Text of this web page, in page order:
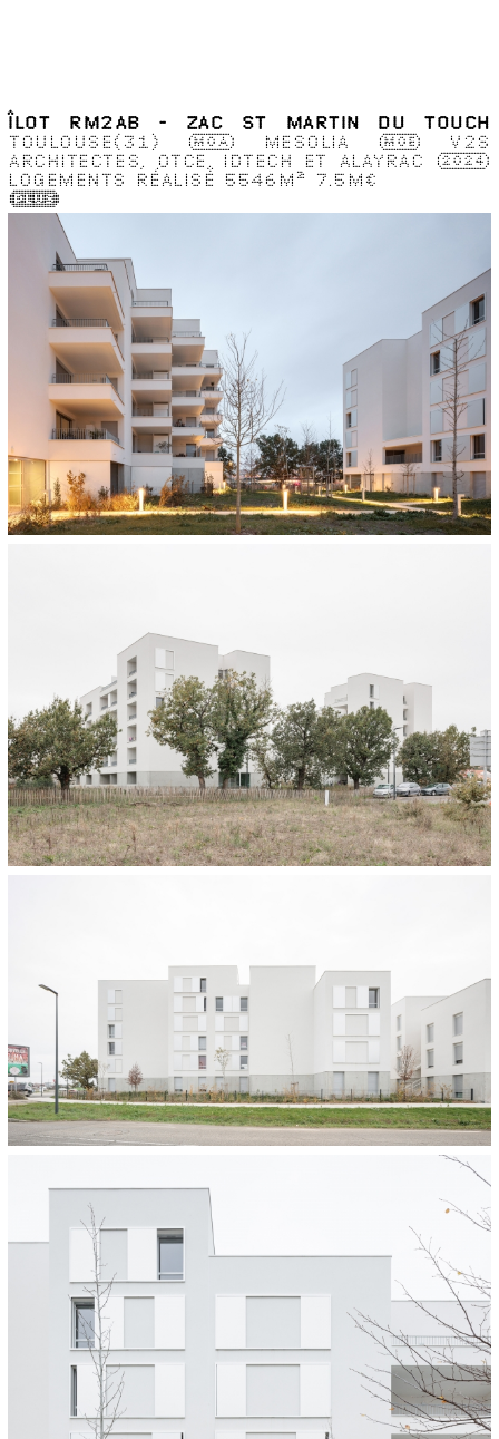
ÎLOT RM2AB - ZAC ST MARTIN DU TOUCH
TOULOUSE(31)
MOA MESOLIA MOE
V2S
ARCHITECTES, OTCE, IDTECH ET ALAYRAC
2024
LOGEMENTS
RÉALISÉ 5546M 2 7.5M€
(Plus)